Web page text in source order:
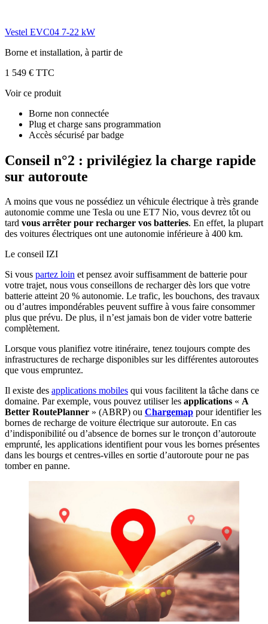
Vestel EVC04 7-22 kW
Borne et installation, à partir de
1 549 € TTC
Voir ce produit
Borne non connectée
Plug et charge sans programmation
Accès sécurisé par badge
Conseil n°2 : privilégiez la charge rapide
sur autoroute
A moins que vous ne possédiez un véhicule électrique à très grande
autonomie comme une Tesla ou une ET7 Nio, vous devrez tôt ou
tard vous arrêter pour recharger vos batteries. En effet, la plupart
des voitures électriques ont une autonomie inférieure à 400 km.
Le conseil IZI
Si vous partez loin et pensez avoir suffisamment de batterie pour
votre trajet, nous vous conseillons de recharger dès lors que votre
batterie atteint 20 % autonomie. Le trafic, les bouchons, des travaux
ou d’autres impondérables peuvent suffire à vous faire consommer
plus que prévu. De plus, il n’est jamais bon de vider votre batterie
complètement.
Lorsque vous planifiez votre itinéraire, tenez toujours compte des
infrastructures de recharge disponibles sur les différentes autoroutes
que vous empruntez.
Il existe des applications mobiles qui vous facilitent la tâche dans ce
domaine. Par exemple, vous pouvez utiliser les applications « A
Better RoutePlanner » (ABRP) ou Chargemap pour identifier les
bornes de recharge de voiture électrique sur autoroute. En cas
d’indisponibilité ou d’absence de bornes sur le tronçon d’autoroute
emprunté, les applications identifient pour vous les bornes présentes
dans les bourgs et centres-villes en sortie d’autoroute pour ne pas
tomber en panne.